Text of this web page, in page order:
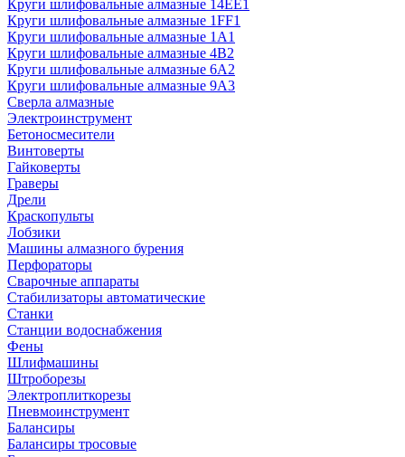
Круги шлифовальные алмазные 14ЕЕ1
Круги шлифовальные алмазные 1FF1
Круги шлифовальные алмазные 1А1
Круги шлифовальные алмазные 4В2
Круги шлифовальные алмазные 6A2
Круги шлифовальные алмазные 9А3
Сверла алмазные
Электроинструмент
Бетоносмесители
Винтоверты
Гайковерты
Граверы
Дрели
Краскопульты
Лобзики
Машины алмазного бурения
Перфораторы
Сварочные аппараты
Стабилизаторы автоматические
Станки
Станции водоснабжения
Фены
Шлифмашины
Штроборезы
Электроплиткорезы
Пневмоинструмент
Балансиры
Балансиры тросовые